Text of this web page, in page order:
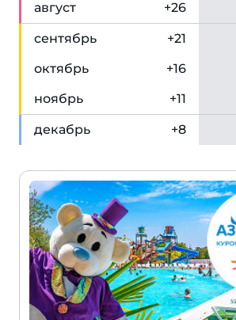
август +26
сентябрь +21
октябрь +16
ноябрь +11
декабрь +8